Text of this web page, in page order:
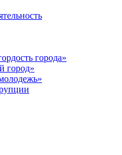
города»
город»